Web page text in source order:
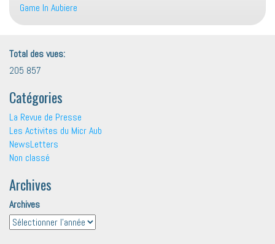
Game In Aubiere
Total des vues:
205 857
Catégories
La Revue de Presse
Les Activites du Micr Aub
NewsLetters
Non classé
Archives
Archives